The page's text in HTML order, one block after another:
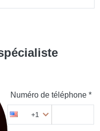
Numéro de téléphone *
+1